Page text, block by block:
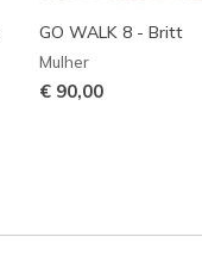
GO WALK 8 - Britt
Mulher
€ 90,00